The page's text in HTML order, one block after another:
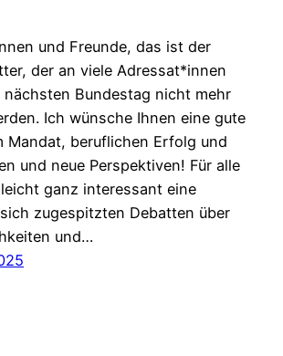
und Freunde, das ist der
der an viele Adressat*innen
Bundestag nicht mehr
Ich wünsche Ihnen eine gute
Mandat, beruflichen Erfolg und
und neue Perspektiven! Für alle
ganz interessant eine
zugespitzten Debatten über
und…